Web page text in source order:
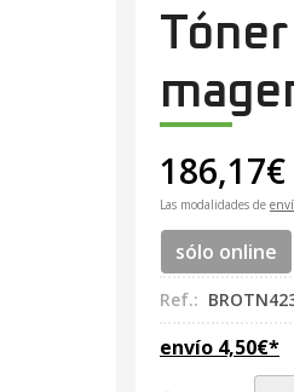
186,17€
Las modalidades de
sólo online
Ref.:
envío 4,50€*